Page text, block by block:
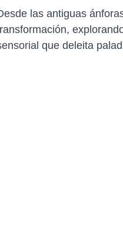
las antiguas
que deleita